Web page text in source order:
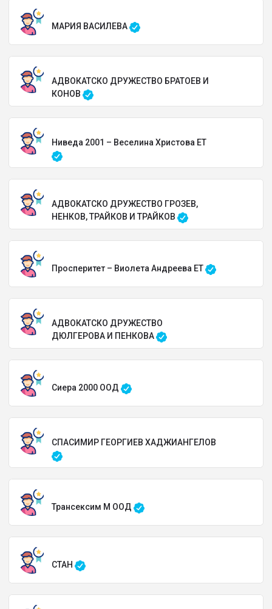
МАРИЯ ВАСИЛЕВА
АДВОКАТСКО ДРУЖЕСТВО БРАТОЕВ И
КОНОВ
Ниведа 2001 – Веселина Христова ЕТ
АДВОКАТСКО ДРУЖЕСТВО ГРОЗЕВ,
НЕНКОВ, ТРАЙКОВ И ТРАЙКОВ
Просперитет – Виолета Андреева ЕТ
АДВОКАТСКО ДРУЖЕСТВО
ДЮЛГЕРОВА И ПЕНКОВА
Сиера 2000 ООД
СПАСИМИР ГЕОРГИЕВ ХАДЖИАНГЕЛОВ
Трансексим М ООД
СТАН